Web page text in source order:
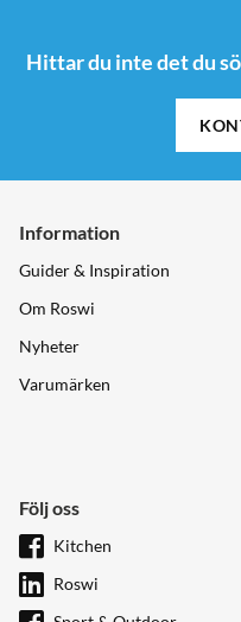
Hittar du inte det du
Information
Guider & Inspiration
Om Roswi
Nyheter
Varumärken
Följ oss
Kitchen
Roswi